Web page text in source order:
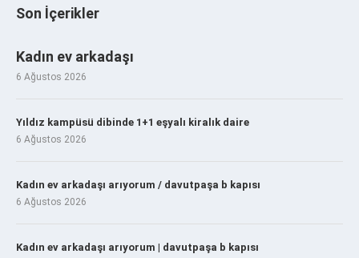
Son İçerikler
Kadın ev arkadaşı
6 Ağustos 2026
Yıldız kampüsü dibinde 1+1 eşyalı kiralık daire
6 Ağustos 2026
Kadın ev arkadaşı arıyorum / davutpaşa b kapısı
6 Ağustos 2026
Kadın ev arkadaşı arıyorum | davutpaşa b kapısı